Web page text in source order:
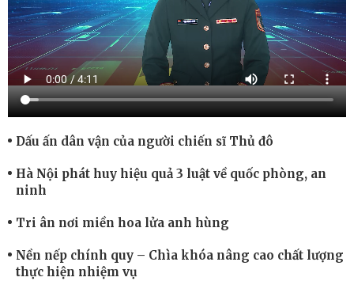
Dấu ấn dân vận của người chiến sĩ Thủ đô
Hà Nội phát huy hiệu quả 3 luật về quốc phòng, an
ninh
Tri ân nơi miền hoa lửa anh hùng
Nền nếp chính quy – Chìa khóa nâng cao chất lượng
thực hiện nhiệm vụ